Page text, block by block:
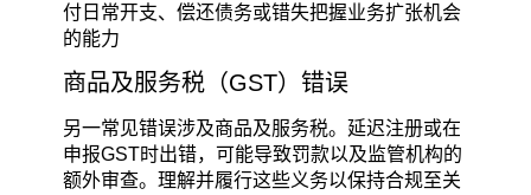
付日常开支、偿还债务或错失把握业务扩张机会
的能力
商品及服务税（GST）错误
另一常见错误涉及商品及服务税。延迟注册或在
申报GST时出错，可能导致罚款以及监管机构的
额外审查。理解并履行这些义务以保持合规至关